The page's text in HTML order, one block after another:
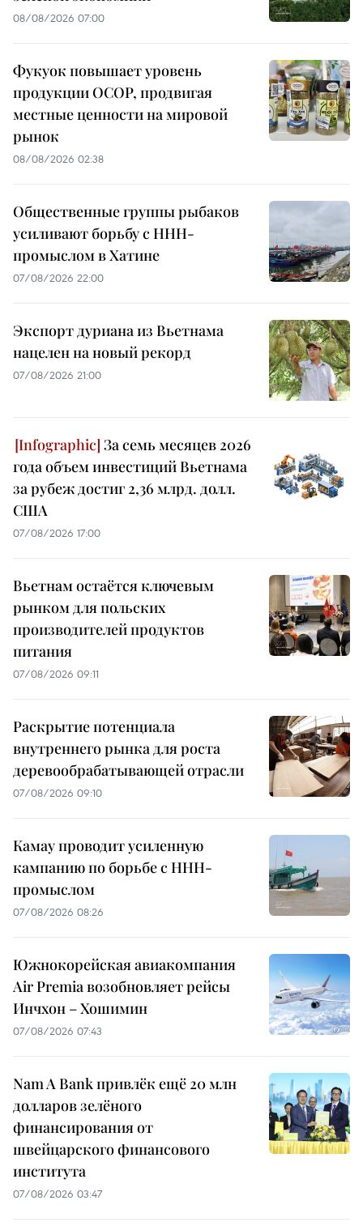
08/08/2026 07:00
Фукуок повышает уровень
продукции OCOP, продвигая
местные ценности на мировой
рынок
08/08/2026 02:38
Общественные группы рыбаков
усиливают борьбу с ННН-
промыслом в Хатине
07/08/2026 22:00
Экспорт дуриана из Вьетнама
нацелен на новый рекорд
07/08/2026 21:00
За семь месяцев 2026
года объем инвестиций Вьетнама
за рубеж достиг 2,36 млрд. долл.
США
07/08/2026 17:00
Вьетнам остаётся ключевым
рынком для польских
производителей продуктов
питания
07/08/2026 09:11
Раскрытие потенциала
внутреннего рынка для роста
деревообрабатывающей отрасли
07/08/2026 09:10
Камау проводит усиленную
кампанию по борьбе с ННН-
промыслом
07/08/2026 08:26
Южнокорейская авиакомпания
Air Premia возобновляет рейсы
Инчхон – Хошимин
07/08/2026 07:43
Nam A Bank привлёк ещё 20 млн
долларов зелёного
финансирования от
швейцарского финансового
института
07/08/2026 03:47